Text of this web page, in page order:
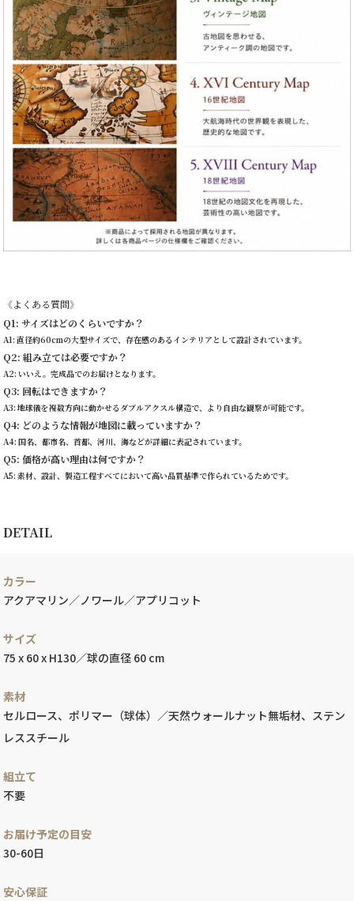
《よくある質問》
Q1: サイズはどのくらいですか？
A1: 直径約60cmの大型サイズで、存在感のあるインテリアとして設計されています。
Q2: 組み立ては必要ですか？
A2: いいえ。完成品でのお届けとなります。
Q3: 回転はできますか？
A3: 地球儀を複数方向に動かせるダブルアクスル構造で、より自由な観察が可能です。
Q4: どのような情報が地図に載っていますか？
A4: 国名、都市名、首都、河川、海などが詳細に表記されています。
Q5: 価格が高い理由は何ですか？
A5: 素材、設計、製造工程すべてにおいて高い品質基準で作られているためです。
DETAIL
カラー
アクアマリン／ノワール／アプリコット
サイズ
75 x 60 x H130／球の直径 60 cm
素材
セルロース、ポリマー（球体）／天然ウォールナット無垢材、ステン
レススチール
組立て
不要
お届け予定の目安
30-60日
安心保証